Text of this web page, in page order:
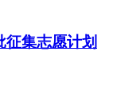
集志愿计划